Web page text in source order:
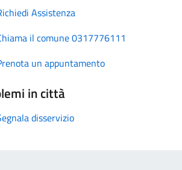
Assistenza
il comune 0317776111
un appuntamento
in città
disservizio